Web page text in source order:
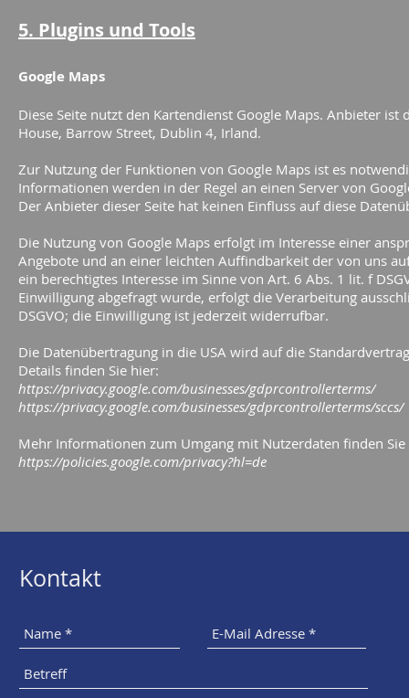
5. Plugins und Tools
Google Maps
Diese Seite nutzt den Kartendienst Google Maps. Anbieter ist
House, Barrow Street, Dublin 4, Irland.
Zur Nutzung der Funktionen von Google Maps ist es
Informationen werden in der Regel an einen Server von
Der Anbieter dieser Seite hat keinen Einfluss auf diese
Die Nutzung von Google Maps erfolgt im Interesse einer
Angebote und an einer leichten Auffindbarkeit der von uns
ein berechtigtes Interesse im Sinne von Art. 6 Abs. 1 lit. f
Einwilligung abgefragt wurde, erfolgt die Verarbeitung
DSGVO; die Einwilligung ist jederzeit widerrufbar.
Die Datenübertragung in die USA wird auf die
Details finden Sie hier:
https://privacy.google.com/businesses/gdprcontrollerterms/
https://privacy.google.com/businesses/gdprcontrollerterms/sccs/
Mehr Informationen zum Umgang mit Nutzerdaten finden
https://policies.google.com/privacy?hl=de
Kontakt